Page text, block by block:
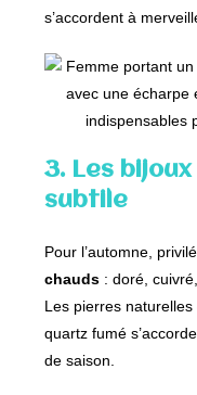
s’accordent à
3. Les
subtile
Pour l’automne,
chauds : doré,
Les pierres
quartz fumé
de saison.